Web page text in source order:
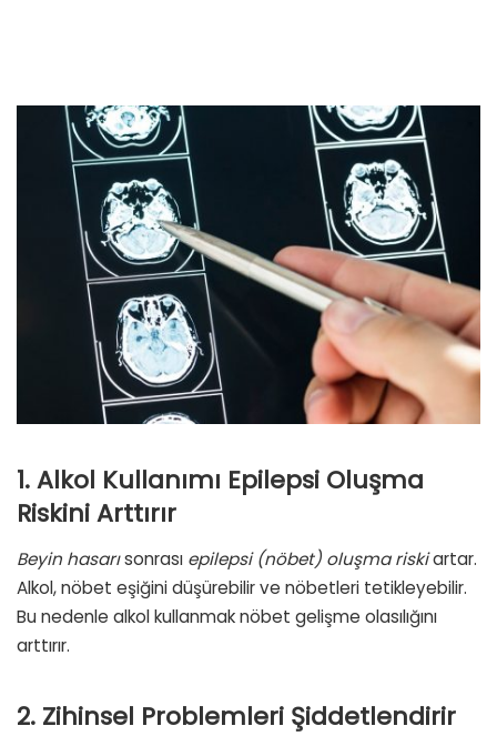
1. Alkol Kullanımı Epilepsi Oluşma
Riskini Arttırır
Beyin hasarısonrası epilepsi (nöbet) oluşma riskiartar.
Alkol, nöbet eşiğini düşürebilir ve nöbetleri tetikleyebilir.
Bu nedenle alkol kullanmak nöbet gelişme olasılığını
arttırır.
2. Zihinsel Problemleri Şiddetlendirir